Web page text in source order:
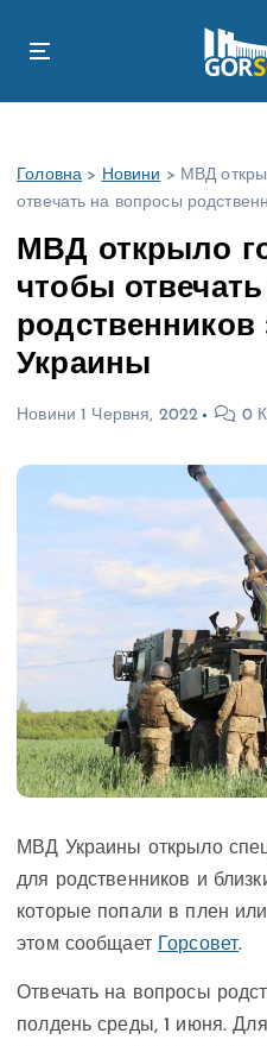
Головна > Новини > МВД
отвечать на вопросы
МВД открыло
чтобы
родственников
Украины
Новини 1 Червня, 2022 0
МВД Украины открыло
для родственников и
которые попали в плен
этом сообщает
Горсовет.
Отвечать на вопросы
полдень среды, 1 июня.